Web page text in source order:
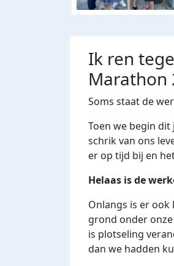
Ik ren
Marathon
Soms staat de
Toen we begin
schrik van ons
er op tijd bij en
Helaas is de
Onlangs is er
grond onder
is plotseling
dan we hadden